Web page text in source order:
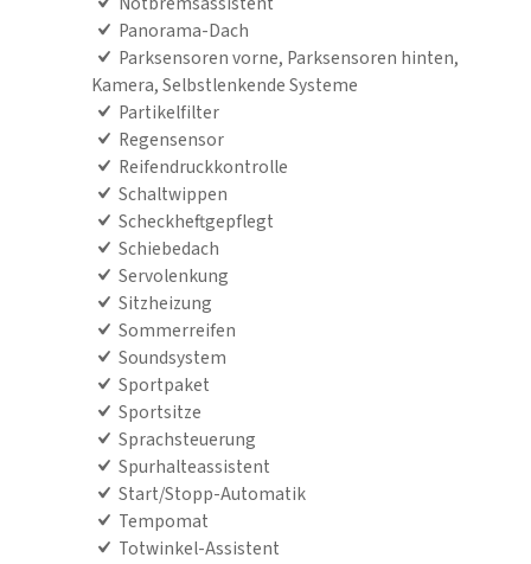
Panorama-Dach
Parksensoren vorne, Parksensoren hinten,
Kamera, Selbstlenkende Systeme
Partikelfilter
Regensensor
Reifendruckkontrolle
Schaltwippen
Scheckheftgepflegt
Schiebedach
Servolenkung
Sitzheizung
Sommerreifen
Soundsystem
Sportpaket
Sportsitze
Sprachsteuerung
Spurhalteassistent
Start/Stopp-Automatik
Tempomat
Totwinkel-Assistent